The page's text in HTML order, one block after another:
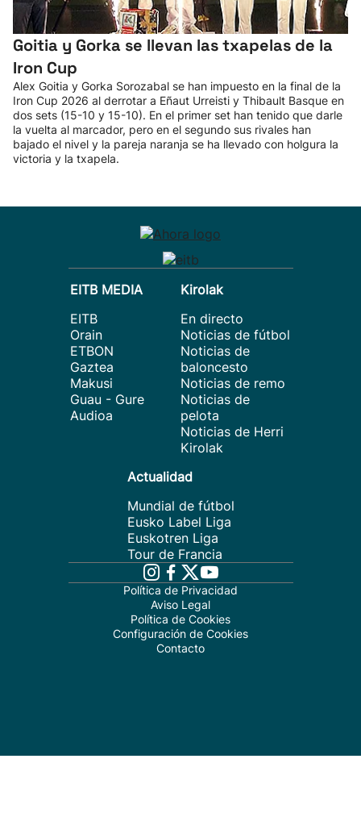
Goitia y Gorka se llevan las txapelas de la
Iron Cup
Alex Goitia y Gorka Sorozabal se han impuesto en la final de la
Iron Cup 2026 al derrotar a Eñaut Urreisti y Thibault Basque en
dos sets (15-10 y 15-10). En el primer set han tenido que darle
la vuelta al marcador, pero en el segundo sus rivales han
bajado el nivel y la pareja naranja se ha llevado con holgura la
victoria y la txapela.
EITB MEDIA
EITB
Orain
ETBON
Gaztea
Makusi
Guau - Gure
Audioa
Kirolak
En directo
Noticias de fútbol
Noticias de
baloncesto
Noticias de remo
Noticias de
pelota
Noticias de Herri
Kirolak
Actualidad
Mundial de fútbol
Eusko Label Liga
Euskotren Liga
Tour de Francia
Política de Privacidad
Aviso Legal
Política de Cookies
Configuración de Cookies
Contacto